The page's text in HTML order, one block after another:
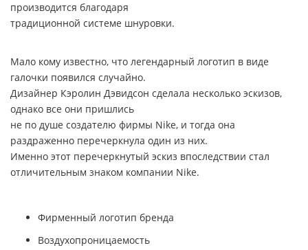
производится благодаря
традиционной системе шнуровки.
Мало кому известно, что легендарный логотип в виде
галочки появился случайно.
Дизайнер Кэролин Дэвидсон сделала несколько эскизов,
однако все они пришлись
не по душе создателю фирмы Nike, и тогда она
раздраженно перечеркнула один из них.
Именно этот перечеркнутый эскиз впоследствии стал
отличительным знаком компании Nike.
Фирменный логотип бренда
Воздухопроницаемость